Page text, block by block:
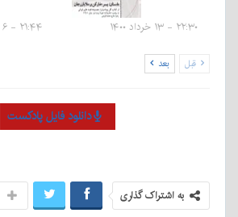
۲۲:۳۰ - ۱۳ خرداد ۱۴۰۰ ۲۱:۴۴ - ۶ خرداد ۱۴۰۰
قبل بعد
دانلود فایل پادکست
به اشتراک گذاری